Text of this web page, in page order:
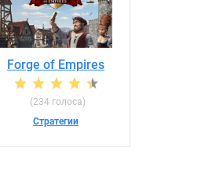
Forge of Empires
(234 голоса)
Стратегии